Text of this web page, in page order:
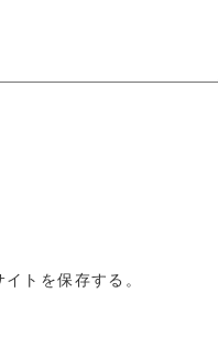
トを保存する。